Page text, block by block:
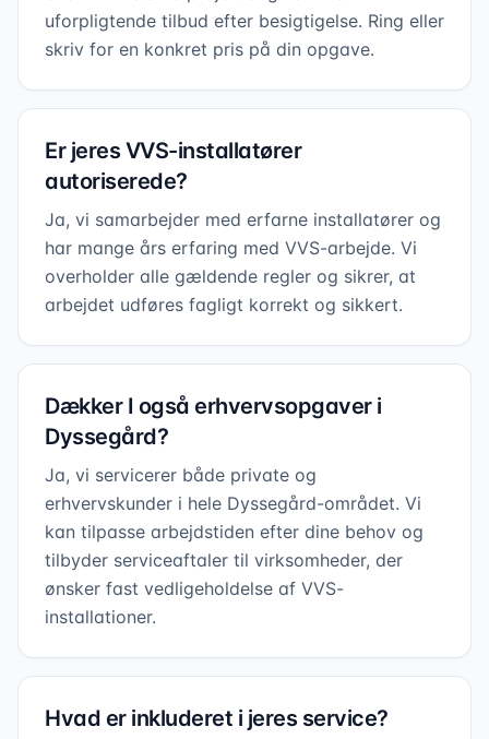
uforpligtende tilbud efter besigtigelse. Ring eller
skriv for en konkret pris på din opgave.
Er jeres VVS-installatører
autoriserede?
Ja, vi samarbejder med erfarne installatører og
har mange års erfaring med VVS-arbejde. Vi
overholder alle gældende regler og sikrer, at
arbejdet udføres fagligt korrekt og sikkert.
Dækker I også erhvervsopgaver i
Dyssegård?
Ja, vi servicerer både private og
erhvervskunder i hele Dyssegård-området. Vi
kan tilpasse arbejdstiden efter dine behov og
tilbyder serviceaftaler til virksomheder, der
ønsker fast vedligeholdelse af VVS-
installationer.
Hvad er inkluderet i jeres service?